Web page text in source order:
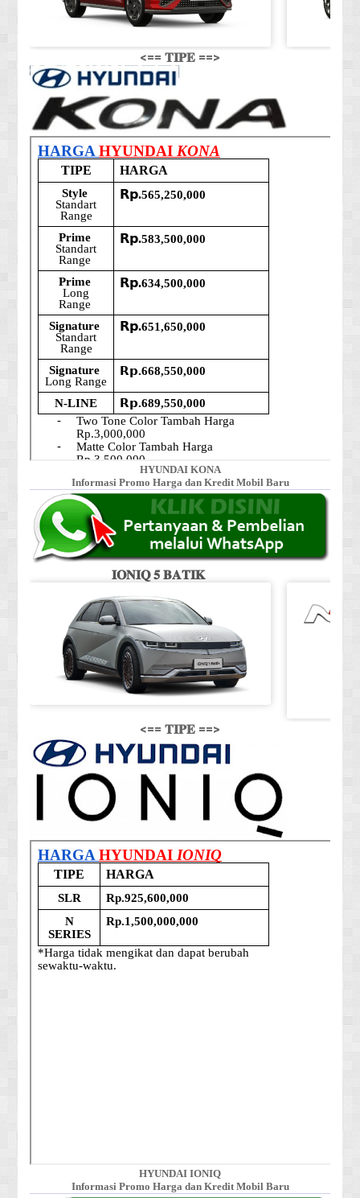
<== 𝐓𝐈𝐏𝐄 ==>
HYUNDAI KONA
Informasi Promo Harga dan Kredit Mobil Baru
𝐈𝐎𝐍𝐈𝐐 𝟓 𝐁𝐀𝐓𝐈𝐊
<== 𝐓𝐈𝐏𝐄 ==>
HYUNDAI IONIQ
Informasi Promo Harga dan Kredit Mobil Baru